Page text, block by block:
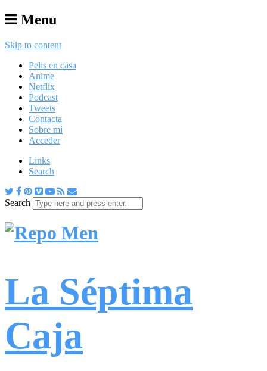
Menu
Skip to content
Pelis en casa
Anime
Netflix
Podcast
Tweets
Contacta
Sobre mi
Acceder
Links
Search
Search
La Séptima
Caja